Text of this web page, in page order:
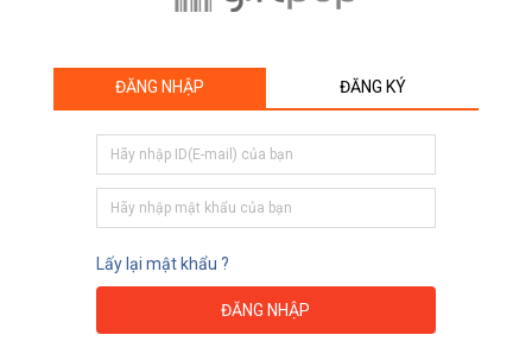
ĐĂNG NHẬP ĐĂNG KÝ
Lấy lại mật khẩu ?